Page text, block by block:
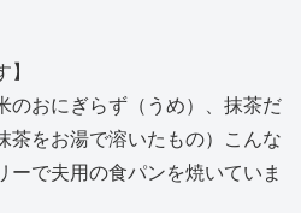
のおにぎらず（うめ）、抹茶だ
茶をお湯で溶いたもの）こんな
で夫用の食パンを焼いていま